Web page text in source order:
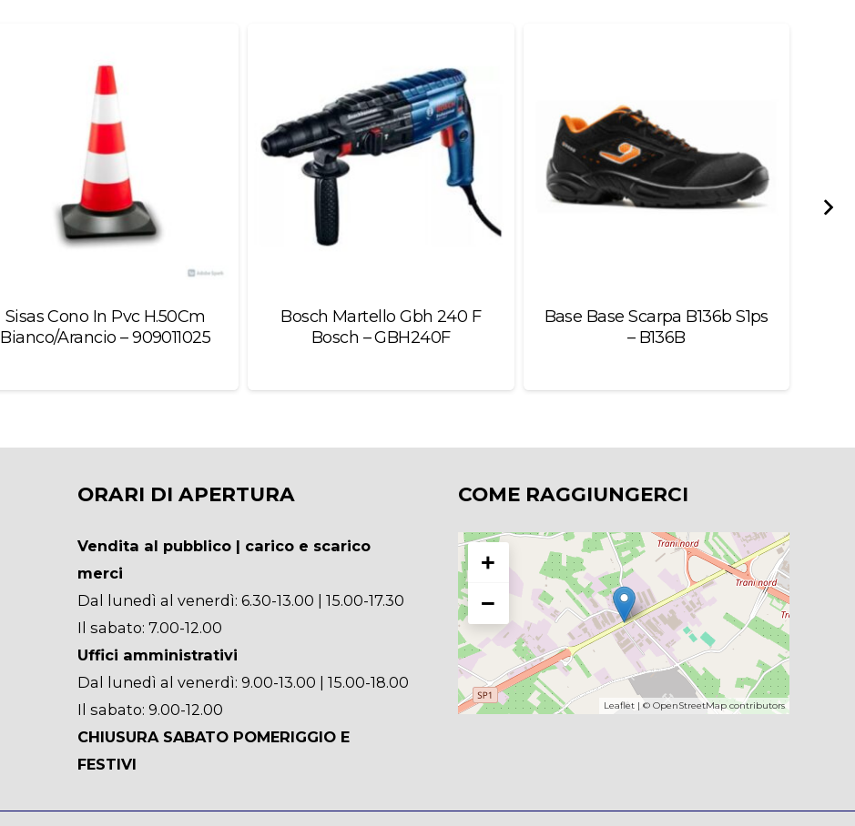
Sisas Cono In Pvc H.50Cm
Bianco/Arancio – 909011025
Bosch Martello Gbh 240 F
Bosch – GBH240F
Base Base Scarpa B136b S1ps
– B136B
ORARI DI APERTURA
Vendita al pubblico | carico e scarico
merci
Dal lunedì al venerdì: 6.30-13.00 | 15.00-17.30
Il sabato: 7.00-12.00
Uffici amministrativi
Dal lunedì al venerdì: 9.00-13.00 | 15.00-18.00
Il sabato: 9.00-12.00
CHIUSURA SABATO POMERIGGIO E
FESTIVI
COME RAGGIUNGERCI
+
−
Leaflet| © OpenStreetMapcontributors